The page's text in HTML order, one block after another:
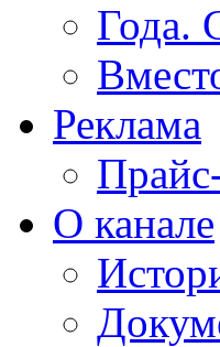
Года.
Реклама
О канале